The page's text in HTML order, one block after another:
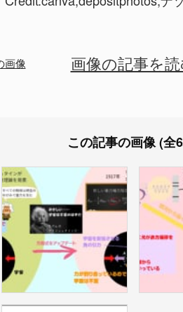
画像 画像の記事を
この記事の画像 (全